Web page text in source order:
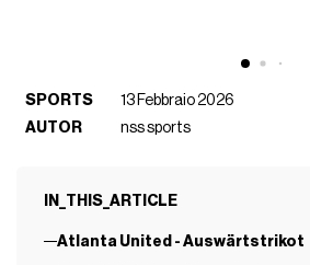
SPORTS
13 Febbraio 2026
AUTOR
nss sports
IN_THIS_ARTICLE
Atlanta United - Auswärtstrikot